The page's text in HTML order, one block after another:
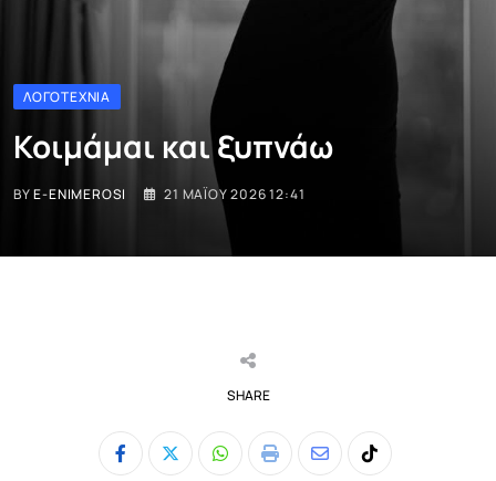
ΛΟΓΟΤΕΧΝΊΑ
Κοιμάμαι και ξυπνάω
BYE-ENIMEROSI 21 ΜΑΪ́ΟΥ 2026 12:41
SHARE
Whatsapp
Print
ShareTiktok